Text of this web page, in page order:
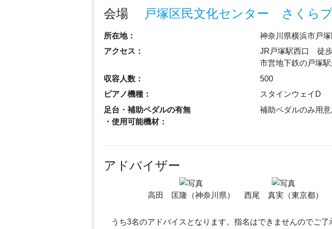
会場 戸塚区民文化センター さく
所在地：
神奈川県横浜市戸
アクセス：
JR戸塚駅西口 徒歩
市営地下鉄の戸塚
収容人数：
500
ピアノ機種：
スタインウェイD
足台・補助ペダルの有無
・使用可能機材：
補助ペダルのみ用
アドバイザー
高田 匡隆（神奈川県） 西尾 真実（東京都）
うち3名のアドバイスとなります。指名はできませんのでご了